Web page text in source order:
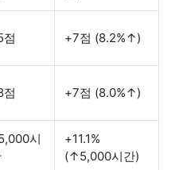
점 +7점 (8.2%↑)
점 +7점 (8.0%↑)
시
+11.1%
(↑5,000시간)